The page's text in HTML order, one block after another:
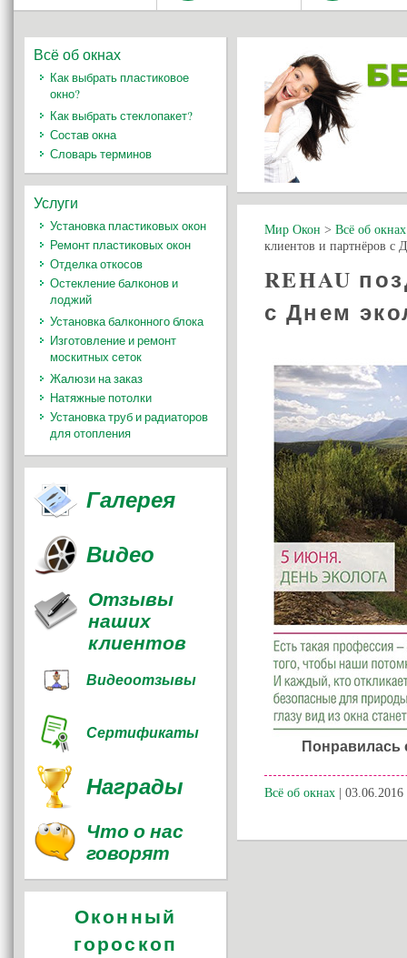
Мир Окон > Всё об окнах
клиентов и партнёров с
REHAU
с Днем
Понравилась
Всё об окнах | 03.06.2016
Всё об окнах
Как выбрать пластиковое
окно?
Как выбрать стеклопакет?
Состав окна
Словарь терминов
Услуги
Установка пластиковых окон
Ремонт пластиковых окон
Отделка откосов
Остекление балконов и
лоджий
Установка балконного блока
Изготовление и ремонт
москитных сеток
Жалюзи на заказ
Натяжные потолки
Установка труб и радиаторов
для отопления
Галерея
Видео
Отзывы
наших
клиентов
Видеоотзывы
Сертификаты
Награды
Что о нас
говорят
Оконный
гороскоп